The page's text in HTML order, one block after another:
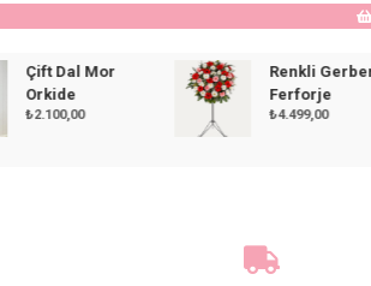
Dal Mor
2.100,00
Renkli Gerbera
Ferforje
4.499,00